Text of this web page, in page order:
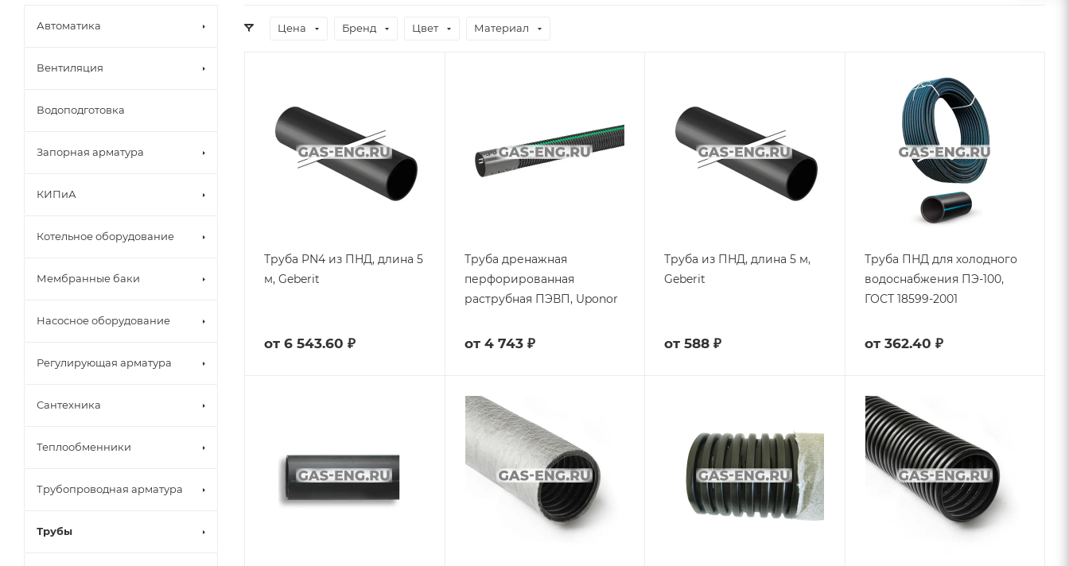
Цена Бренд Цвет Материал
Труба PN4 из ПНД, длина 5
м, Geberit
от 6 543.60 ₽
Труба дренажная
перфорированная
раструбная ПЭВП, Uponor
от 4 743 ₽
Труба из ПНД, длина 5 м,
Geberit
от 588 ₽
Труба ПНД для холодного
водоснабжения ПЭ-100,
ГОСТ 18599-2001
от 362.40 ₽
Автоматика
Вентиляция
Водоподготовка
Запорная арматура
КИПиА
Котельное оборудование
Мембранные баки
Насосное оборудование
Регулирующая арматура
Сантехника
Теплообменники
Трубопроводная арматура
Трубы